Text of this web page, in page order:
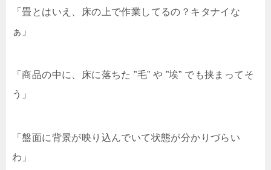
「畳とはいえ、床の上で作業してるの？キタナイな
ぁ」
「商品の中に、床に落ちた ”毛” や ”埃” でも挟まってそ
う」
「盤面に背景が映り込んでいて状態が分かりづらい
わ」